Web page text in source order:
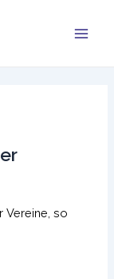
Vereine, so